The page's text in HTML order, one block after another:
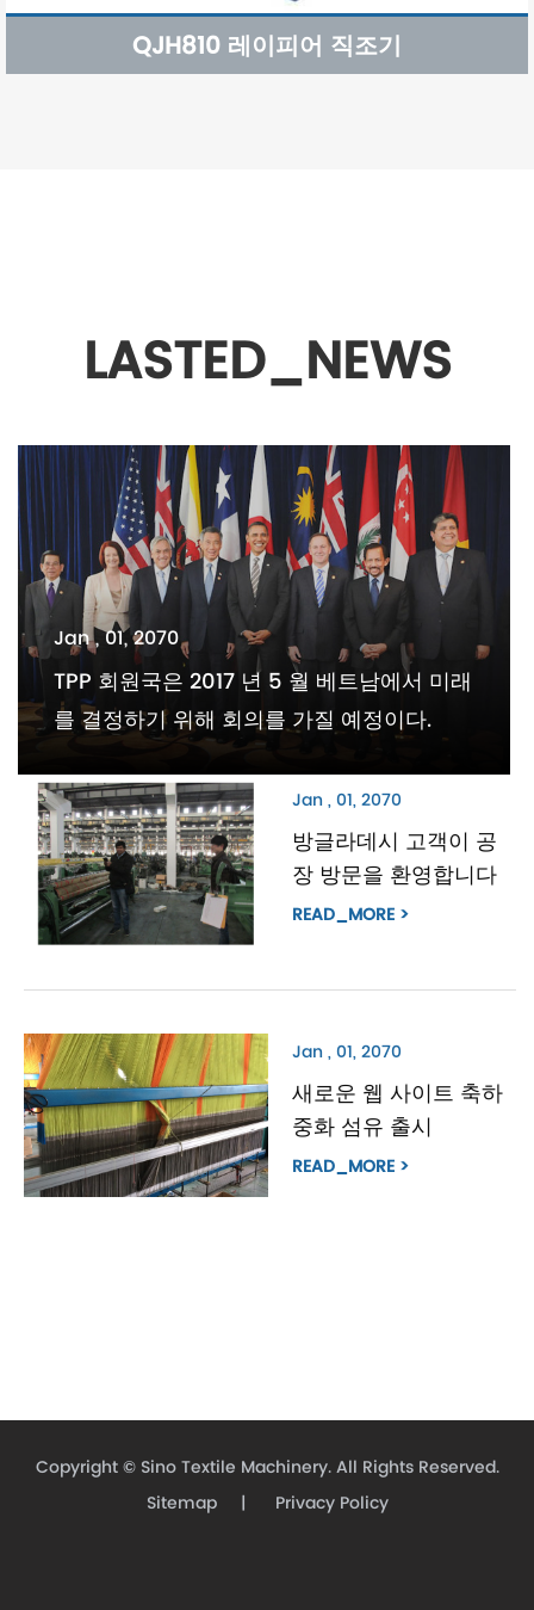
QJH810 레이피어 직조기
LASTED_NEWS
Jan , 01, 2070
TPP 회원국은 2017 년 5 월 베트남에서 미래
를 결정하기 위해 회의를 가질 예정이다.
Jan , 01, 2070
방글라데시 고객이 공
장 방문을 환영합니다
READ_MORE >
Jan , 01, 2070
새로운 웹 사이트 축하
중화 섬유 출시
READ_MORE >
Copyright © Sino Textile Machinery.All Rights Reserved.
Sitemap| Privacy Policy